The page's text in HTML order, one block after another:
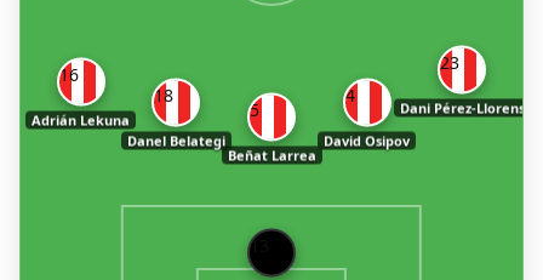
13
16
Adrián Lekuna
18
Danel Belategi
5
Beñat Larrea
4
David Osipov
23
Dani Pérez-Llorens